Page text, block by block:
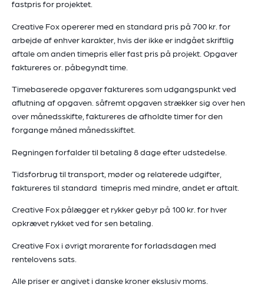
fastpris for projektet.
Creative Fox opererer med en standard pris på 700 kr. for
arbejde af enhver karakter, hvis der ikke er indgået skriftlig
aftale om anden timepris eller fast pris på projekt. Opgaver
faktureres or. påbegyndt time.
Timebaserede opgaver faktureres som udgangspunkt ved
aflutning af opgaven. såfremt opgaven strækker sig over hen
over månedsskifte, faktureres de afholdte timer for den
forgange måned månedsskiftet.
Regningen forfalder til betaling 8 dage efter udstedelse.
Tidsforbrug til transport, møder og relaterede udgifter,
faktureres til standard timepris med mindre, andet er aftalt.
Creative Fox pålægger et rykker gebyr på 100 kr. for hver
opkrævet rykket ved for sen betaling.
Creative Fox i øvrigt morarente for forladsdagen med
rentelovens sats.
Alle priser er angivet i danske kroner ekslusiv moms.